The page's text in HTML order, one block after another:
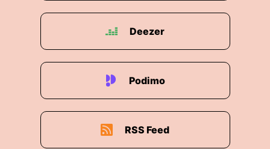
erschließen und ich singe es auch gerade
deshalb eher selten.
00:04:50: Da kannst du natürlich sagen, das
müsste mich damit befassen.
ersten Traufflug drauf gucke da begegnen mir
ganz viele Kampf- und Feindesbilder.
Deezer
Podimo
RSS Feed